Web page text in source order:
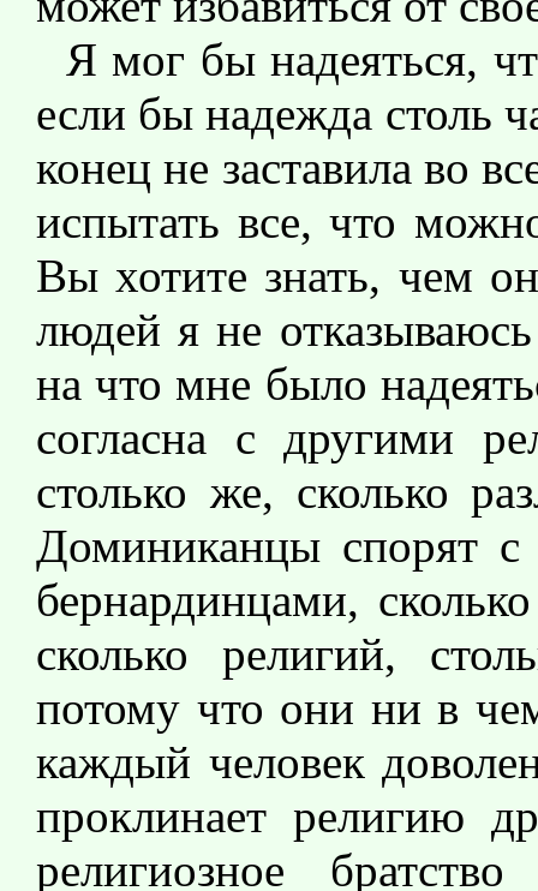
Я мог бы надеяться,
если бы надежда столь
конец не заставила во
испытать все, что
Вы хотите знать, чем
людей я не
на что мне было
согласна с другими
столько же, сколько
Доминиканцы спорят
бернардинцами,
сколько религий,
потому что они ни в
каждый человек
проклинает религию
религиозное